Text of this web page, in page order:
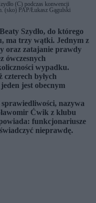
(C) podczas konwencji
(sko) PAP/Łukasz Gągulski
Szydło, do którego
ma trzy wątki. Jednym z
oraz zatajanie prawdy
ówczesnych
wypadku.
czterech byłych
jest obecnym
nazywa
Ćwik z klubu
funkcjonariusze
nieprawdę.